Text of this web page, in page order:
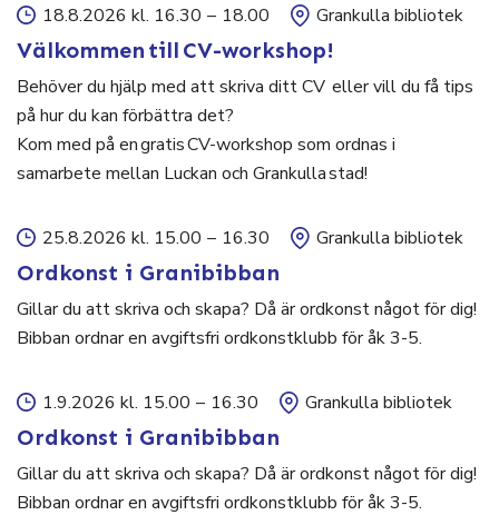
18.8.2026 kl. 16.30 – 18.00 Grankulla bibliotek
Välkommen till CV-workshop!
Behöver du hjälp med att skriva ditt CV eller vill du få tips
på hur du kan förbättra det?
Kom med på en gratis CV-workshop som ordnas i
samarbete mellan Luckan och Grankulla stad!
25.8.2026 kl. 15.00 – 16.30 Grankulla bibliotek
Ordkonst i Granibibban
Gillar du att skriva och skapa? Då är ordkonst något för dig!
Bibban ordnar en avgiftsfri ordkonstklubb för åk 3-5.
1.9.2026 kl. 15.00 – 16.30 Grankulla bibliotek
Ordkonst i Granibibban
Gillar du att skriva och skapa? Då är ordkonst något för dig!
Bibban ordnar en avgiftsfri ordkonstklubb för åk 3-5.